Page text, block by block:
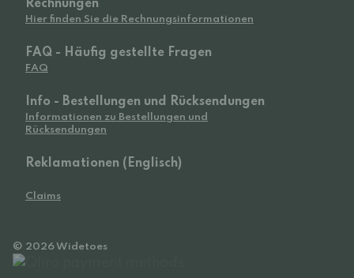
Rechnungen
Hier finden Sie die Rechnungsinformationen
FAQ - Häufig gestellte Fragen
FAQ
Info - Bestellungen und Rücksendungen
Informationen zu Bestellungen und
Rücksendungen
Reklamationen (Englisch)
Claims
© 2026 Widetoes